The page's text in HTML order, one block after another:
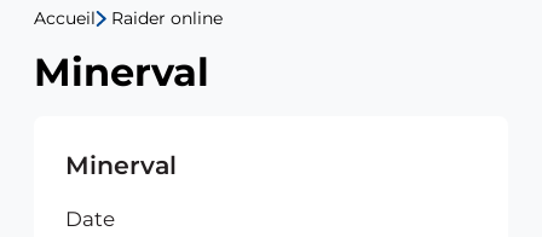
navigation
principal
Accueil Raider online
Minerval
Minerval
Date